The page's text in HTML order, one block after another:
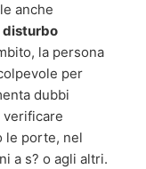
anche
disturbo
la persona
per
dubbi
le porte, nel
a s? o agli altri.